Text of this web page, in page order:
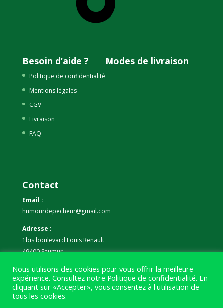
Besoin d’aide ?
Politique de confidentialité
Mentions légales
CGV
Livraison
FAQ
Modes de livraison
Contact
Email :
humourdepecheur@gmail.com
Adresse :
1bis boulevard Louis Renault
49400 Saumur
Téléphone :
07 59 61 06 63
Nous utilisons des cookies pour vous offrir la meilleure
expérience. Consultez notre Politique de confidentialité. En
cliquant sur «Accepter», vous consentez à l'utilisation de
tous les cookies.